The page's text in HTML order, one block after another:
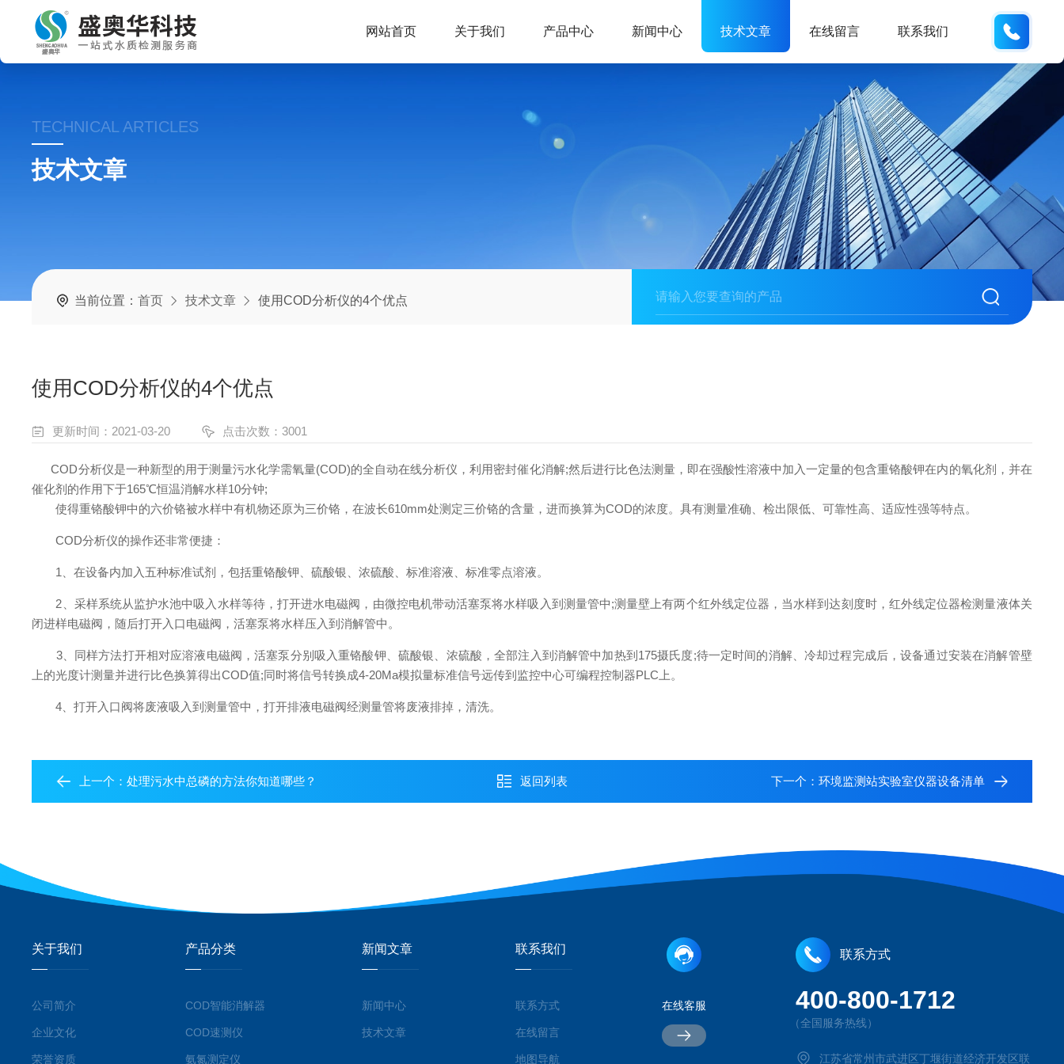
网站首页 关于我们 产品中心 新闻中心 技术文章 在线留言 联系我们
TECHNICAL ARTICLES
技术文章
当前位置：首页 技术文章 使用COD分析仪的4个优点
使用COD分析仪的4个优点
更新时间：2021-03-20 点击次数：3001
COD分析仪是一种新型的用于测量污水化学需氧量(COD)的全自动在线分析仪，利用密封催化消解;然后进行比色法测量，即在强酸性溶液中加入一定量的包含重铬酸钾在内的氧化剂，并在
催化剂的作用下于165℃恒温消解水样10分钟;
使得重铬酸钾中的六价铬被水样中有机物还原为三价铬，在波长610mm处测定三价铬的含量，进而换算为COD的浓度。具有测量准确、检出限低、可靠性高、适应性强等特点。
COD分析仪的操作还非常便捷：
1、在设备内加入五种标准试剂，包括重铬酸钾、硫酸银、浓硫酸、标准溶液、标准零点溶液。
2、采样系统从监护水池中吸入水样等待，打开进水电磁阀，由微控电机带动活塞泵将水样吸入到测量管中;测量壁上有两个红外线定位器，当水样到达刻度时，红外线定位器检测量液体关
闭进样电磁阀，随后打开入口电磁阀，活塞泵将水样压入到消解管中。
3、同样方法打开相对应溶液电磁阀，活塞泵分别吸入重铬酸钾、硫酸银、浓硫酸，全部注入到消解管中加热到175摄氏度;待一定时间的消解、冷却过程完成后，设备通过安装在消解管壁
上的光度计测量并进行比色换算得出COD值;同时将信号转换成4-20Ma模拟量标准信号远传到监控中心可编程控制器PLC上。
4、打开入口阀将废液吸入到测量管中，打开排液电磁阀经测量管将废液排掉，清洗。
上一个：处理污水中总磷的方法你知道哪些？ 返回列表 下一个： 环境监测站实验室仪器设备清单
关于我们
公司简介
企业文化
荣誉资质
产品分类
COD智能消解器
COD速测仪
氨氮测定仪
新闻文章
新闻中心
技术文章
联系我们
联系方式
在线留言
地图导航
在线客服
联系方式
400-800-1712
（全国服务热线）
江苏省常州市武进区丁堰街道经济开发区联